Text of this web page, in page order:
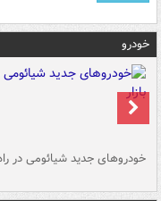
خودرو
خودروهای جدید شیائومی در راه